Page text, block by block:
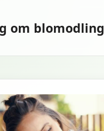
om blomodling